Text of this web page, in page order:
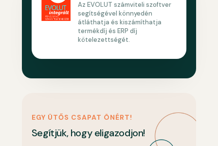
Az EVOLUT számviteli szoftver
segítségével könnyedén
átláthatja és kiszámíthatja
termékdíj és ERP díj
kötelezettségét.
EGY ÜTŐS CSAPAT ÖNÉRT!
Segítjük, hogy eligazodjon!